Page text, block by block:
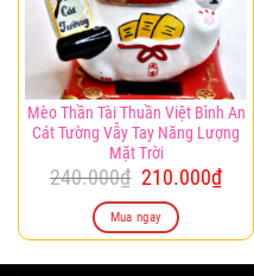
Mèo Thần Tài Thuần Việt Bình An
Cát Tường Vẫy Tay Năng Lượng
Mặt Trời
240.000₫ Giá
gốc
là:
240.000₫.
210.000₫Giá
là:
Mua ngay